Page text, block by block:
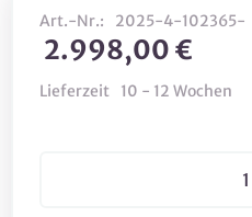
Art.-Nr.: 2025-4-102365-
2.998,00 €
Lieferzeit 10 - 12 Wochen